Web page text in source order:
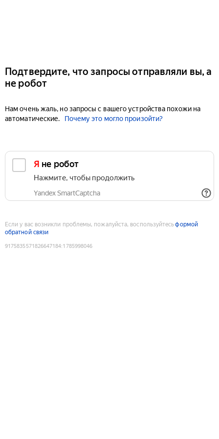
Подтвердите, что запросы отправляли вы, а
не робот
Нам очень жаль, но запросы с вашего устройства похожи на
автоматические.
Почему это могло произойти?
Я не робот
Нажмите, чтобы продолжить
Yandex SmartCaptcha
Если у вас возникли проблемы, пожалуйста, воспользуйтесьформой
обратной связи
9175835571826647184:1785998046